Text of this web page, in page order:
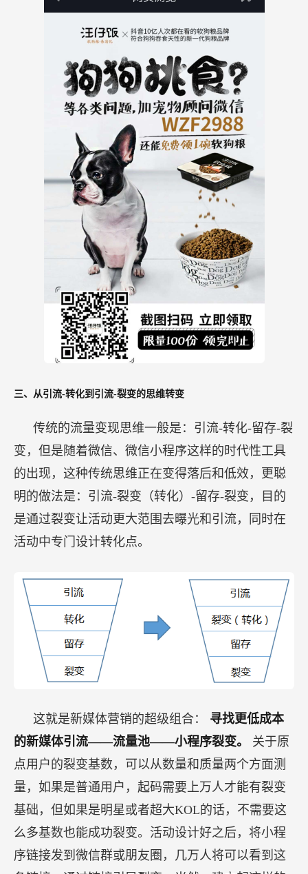
三、从引流-转化到引流-裂变的思维转变
传统的流量变现思维一般是：引流-转化-留存-裂
变，但是随着微信、微信小程序这样的时代性工具
的出现，这种传统思维正在变得落后和低效，更聪
明的做法是：引流-裂变（转化）-留存-裂变，目的
是通过裂变让活动更大范围去曝光和引流，同时在
活动中专门设计转化点。
这就是新媒体营销的超级组合： 寻找更低成本
的新媒体引流——流量池——小程序裂变。 关于原
点用户的裂变基数，可以从数量和质量两个方面测
量，如果是普通用户，起码需要上万人才能有裂变
基础，但如果是明星或者超大KOL的话，不需要这
么多基数也能成功裂变。活动设计好之后，将小程
序链接发到微信群或朋友圈，几万人将可以看到这